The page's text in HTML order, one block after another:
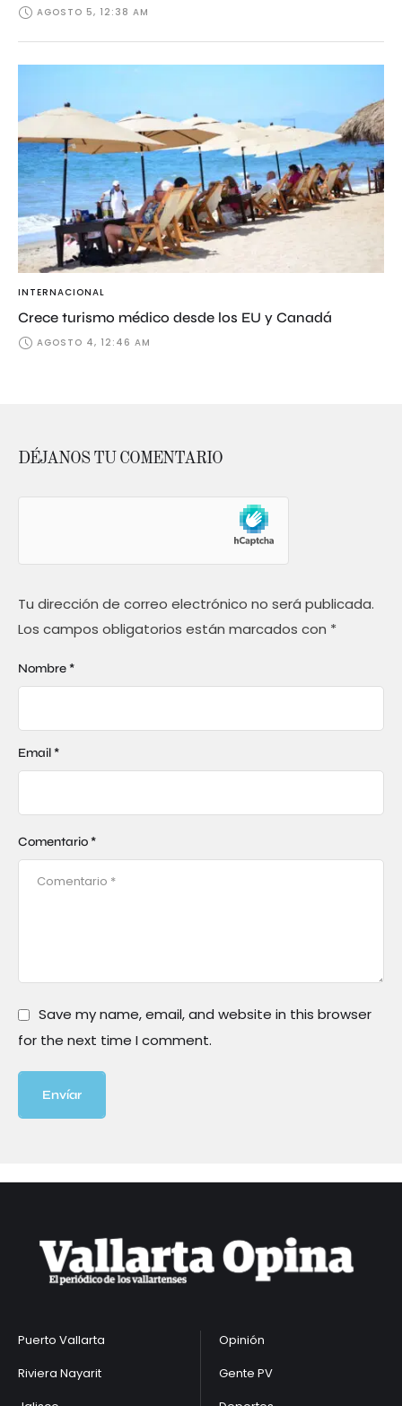
AGOSTO 5, 12:38 AM
INTERNACIONAL
Crece turismo médico desde los EU y Canadá
AGOSTO 4, 12:46 AM
DÉJANOS TU COMENTARIO
Tu dirección de correo electrónico no será publicada.
Los campos obligatorios están marcados con *
Comentario *
Nombre *
Email *
Save my name, email, and website in this browser
for the next time I comment.
Envíar
Puerto Vallarta
Riviera Nayarit
Opinión
Gente PV